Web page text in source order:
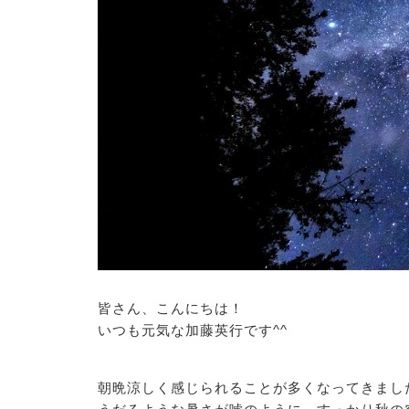
皆さん、こんにちは！
いつも元気な加藤英行です^^
朝晩涼しく感じられることが多くなってきまし